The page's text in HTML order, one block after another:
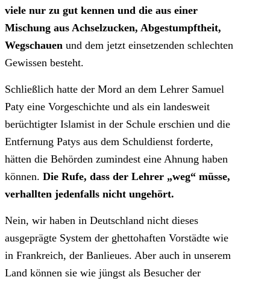
viele nur zu gut kennen und die aus einer
Mischung aus Achselzucken, Abgestumpftheit,
Wegschauen und dem jetzt einsetzenden schlechten
Gewissen besteht.
Schließlich hatte der Mord an dem Lehrer Samuel
Paty eine Vorgeschichte und als ein landesweit
berüchtigter Islamist in der Schule erschien und die
Entfernung Patys aus dem Schuldienst forderte,
hätten die Behörden zumindest eine Ahnung haben
können. Die Rufe, dass der Lehrer „weg“ müsse,
verhallten jedenfalls nicht ungehört.
Nein, wir haben in Deutschland nicht dieses
ausgeprägte System der ghettohaften Vorstädte wie
in Frankreich, der Banlieues. Aber auch in unserem
Land können sie wie jüngst als Besucher der